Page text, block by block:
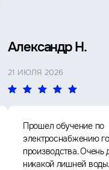
Александр Н.
21 ИЮЛЯ 2026
Прошел обучение по
электроснабжению
производства. Очень
никакой лишней